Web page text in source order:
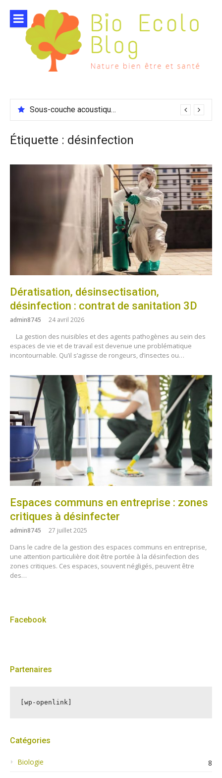
contenu
Sous-couche acoustique compatible chauffage sol
Étiquette : désinfection
Dératisation, désinsectisation,
désinfection : contrat de sanitation 3D
admin8745 24 avril 2026
La gestion des nuisibles et des agents pathogènes au sein des
espaces de vie et de travail est devenue une problématique
incontournable. Qu’il s’agisse de rongeurs, d’insectes ou…
Espaces communs en entreprise : zones
critiques à désinfecter
admin8745 27 juillet 2025
Dans le cadre de la gestion des espaces communs en entreprise,
une attention particulière doit être portée à la désinfection des
zones critiques. Ces espaces, souvent négligés, peuvent être
des…
Facebook
Partenaires
[wp-openlink]
Catégories
Biologie
8